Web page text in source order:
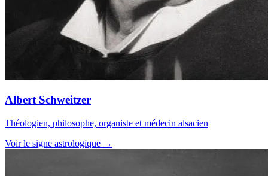
Albert Schweitzer
Théologien, philosophe, organiste et médecin alsacien
Voir le signe astrologique →